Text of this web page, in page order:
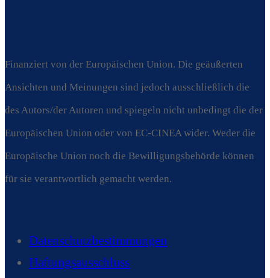
Finanziert von der Europäischen Union. Die geäußerten
Ansichten und Meinungen sind jedoch ausschließlich die
des Autors/der Autoren und spiegeln nicht unbedingt die der
Europäischen Union oder von EC-CINEA wider. Weder die
Europäische Union noch die Bewilligungsbehörde können
für sie verantwortlich gemacht werden.
Datenschutzbestimmungen
Haftungsausschluss